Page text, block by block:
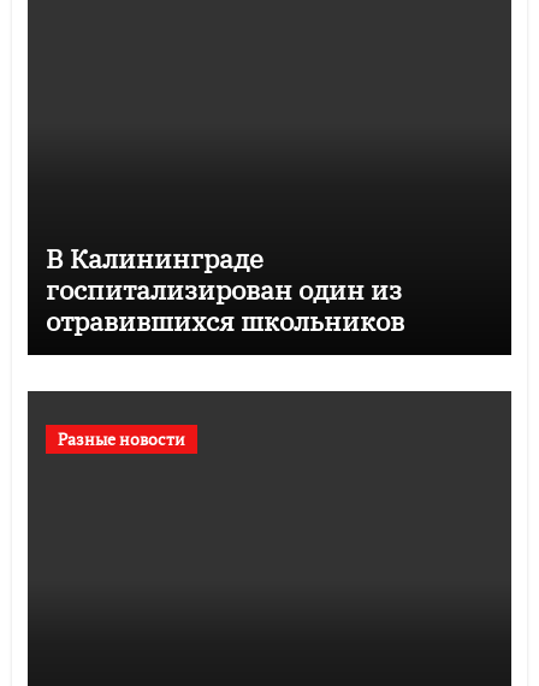
В Калининграде
госпитализирован один из
отравившихся школьников
Разные новости